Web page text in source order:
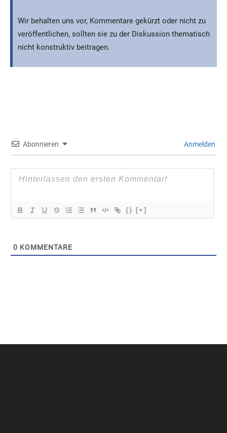
Wir behalten uns vor, Kommentare gekürzt oder nicht zu
veröffentlichen, sollten sie zu der Diskussion thematisch
nicht konstruktiv beitragen.
Abonnieren Anmelden
{} [+]
0 KOMMENTARE